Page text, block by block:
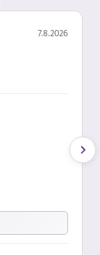
7.8.2026